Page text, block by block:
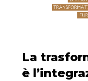
La
è